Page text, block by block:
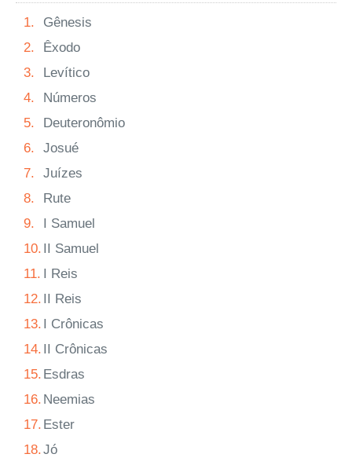
1.
Gênesis
2.
Êxodo
3.
Levítico
4.
Números
5.
Deuteronômio
6.
Josué
7.
Juízes
8.
Rute
9.
I Samuel
10. II Samuel
11. I Reis
12. II Reis
13. I Crônicas
14. II Crônicas
15. Esdras
16. Neemias
17. Ester
18.Jó